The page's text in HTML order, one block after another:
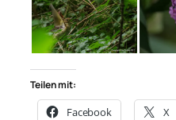
Teilen mit:
Facebook X